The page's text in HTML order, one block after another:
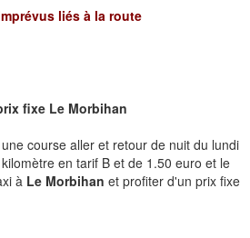
liés à la route
fixe Le Morbihan
course aller et retour de nuit du lundi
en tarif B et de 1.50 euro et le
à Le Morbihan et profiter d'un prix fixe